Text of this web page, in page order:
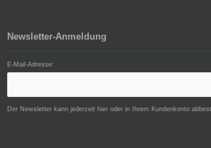
Newsletter-Anmeldung
E-Mail-Adresse:
Der Newsletter kann jederzeit hier oder in Ihrem Kundenkonto